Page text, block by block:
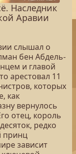
Наследник
Аравии
слышал о
бен Абдель-
и главой
арестовал 11
которых
как
вернулось
отец, король
редко
принц
зависит